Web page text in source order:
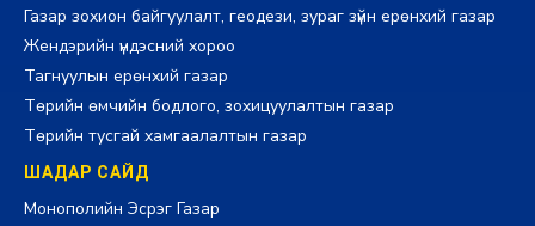
Газар зохион байгуулалт, геодези, зураг зүйн ерөнхий газар
Жендэрийн үндэсний хороо
Тагнуулын ерөнхий газар
Төрийн өмчийн бодлого, зохицуулалтын газар
Төрийн тусгай хамгаалалтын газар
ШАДАР САЙД
Монополийн Эсрэг Газар